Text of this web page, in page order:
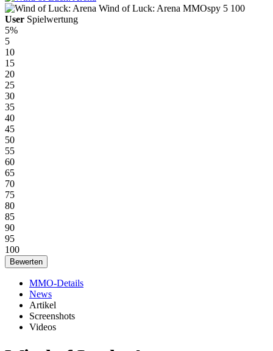
Wind of Luck: Arena MMOspy 5 100
User Spielwertung
5%
5
10
15
20
25
30
35
40
45
50
55
60
65
70
75
80
85
90
95
100
MMO-Details
News
Artikel
Screenshots
Videos